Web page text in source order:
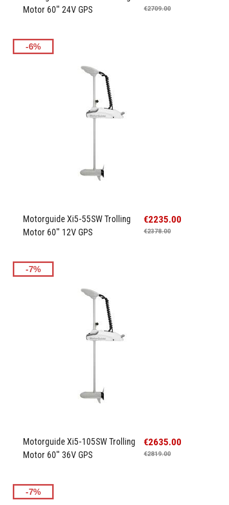
Motor 60'' 24V GPS
€2709.00
-6%
Motorguide Xi5-55SW Trolling
Motor 60'' 12V GPS
€2235.00
€2378.00
-7%
Motorguide Xi5-105SW Trolling
Motor 60'' 36V GPS
€2635.00
€2819.00
-7%